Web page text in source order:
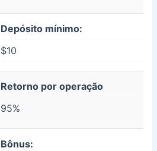
Depósito mínimo:
$10
Retorno por operação
95%
Bônus: